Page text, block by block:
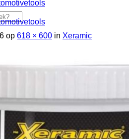
in de winkelwagen.
op 618 × 600 in Xeramic